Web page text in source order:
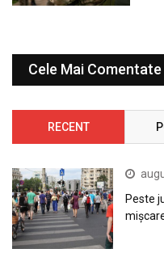
Cele Mai Comentate
RECENT
Peste